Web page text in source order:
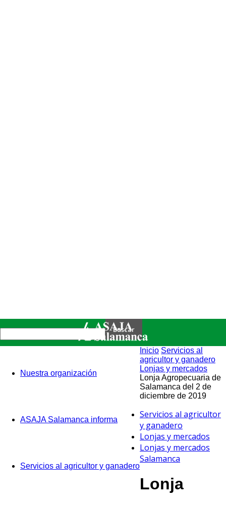
Nuestra organización
ASAJA Salamanca informa
Servicios al agricultor y ganadero
Inicio Servicios al
agricultor y ganadero
Lonjas y mercados
Lonja Agropecuaria de
Salamanca del 2 de
diciembre de 2019
Servicios al agricultor
y ganadero
Lonjas y mercados
Lonjas y mercados
Salamanca
Lonja